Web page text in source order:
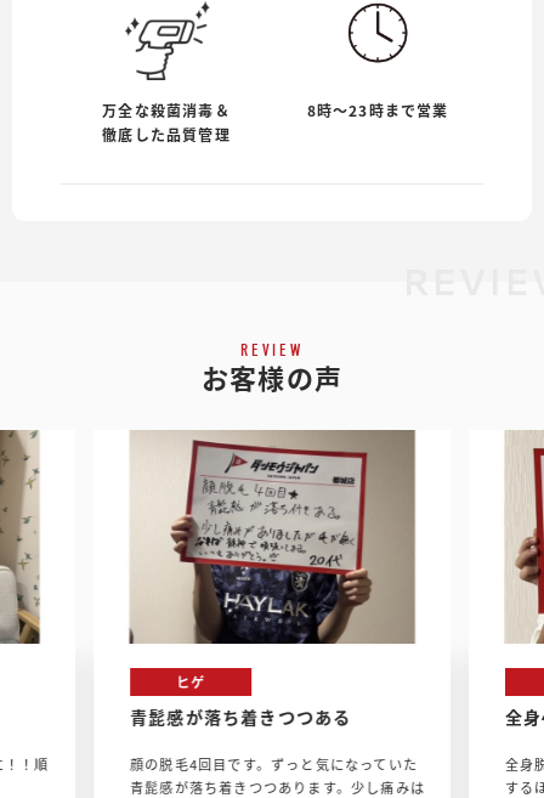
万全な殺菌消毒＆
徹底した品質管理
8時〜23時まで営業
REVIEW
お客様の声
！順
ヒゲ
青髭感が落ち着きつつある
顔の脱毛4回目です。ずっと気になっていた
青髭感が落ち着きつつあります。少し痛みは
全
全身
する